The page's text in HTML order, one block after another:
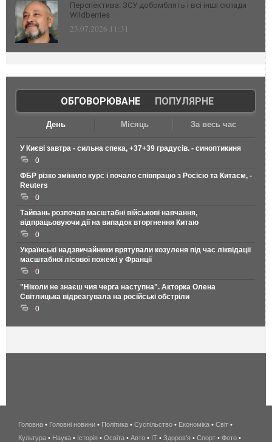
Перспектива: ЗСУ добомблять і всі інші склади
Wildberries
23.07.2026 11:31
ОБГОВОРЮВАНЕ| ПОПУЛЯРНЕ
День Місяць За весь час
У Києві завтра - сильна спека, +37+39 градусів. - синоптикиня
0
ФБР різко змінило курс і почало співпрацю з Росією та Китаєм, -
Reuters
0
Тайвань розпочав масштабні військові навчання,
відпрацьовуючи дії на випадок вторгнення Китаю
0
Українські надзвичайники врятували козуленя під час ліквідації
масштабної лісової пожежі у Франції
0
"Ніколи не знаєш чия черга наступна". Акторка Олена
Світлицька відреагувала на російські обстріли
0
беспроводной
интернет
Головна • Головні новини • Політика • Суспільство • Економіка • Світ •
Культура • Наука • Історія • Освіта • Авто • IT • Здоров'я • Спорт • Фото •